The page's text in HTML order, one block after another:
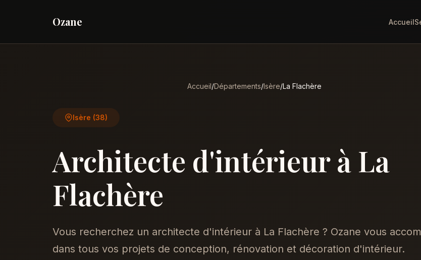
Ozane Accueil
Accueil/Départements/Isère/La Flachère
Isère (38)
Architecte d'intérieur à La
Flachère
Vous recherchez un architecte d'intérieur à La Flachère ? Ozane vous
dans tous vos projets de conception, rénovation et décoration d'intérieur.